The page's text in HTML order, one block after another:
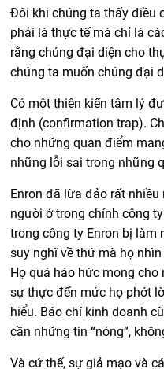
Đôi khi chúng ta thấy điều
phải là thực tế mà chỉ là
rằng chúng đại diện cho
chúng ta muốn chúng đại
Có một thiên kiến tâm lý
định (confirmation trap).
cho những quan điểm
những lỗi sai trong những
Enron đã lừa đảo rất
người ở trong chính công
trong công ty Enron bị làm
suy nghĩ về thứ mà họ
Họ quá háo hức mong
sự thực đến mức họ phớt
hiểu. Báo chí kinh doanh
cần những tin “nóng”,
Và cứ thế, sự giả mạo và